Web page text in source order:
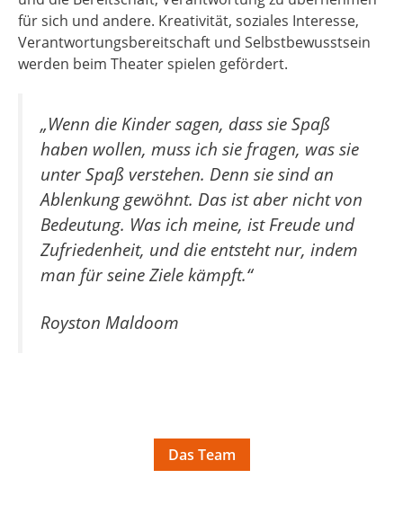
für sich und andere. Kreativität, soziales Interesse,
Verantwortungsbereitschaft und Selbstbewusstsein
werden beim Theater spielen gefördert.
„Wenn die Kinder sagen, dass sie Spaß
haben wollen, muss ich sie fragen, was sie
unter Spaß verstehen. Denn sie sind an
Ablenkung gewöhnt. Das ist aber nicht von
Bedeutung. Was ich meine, ist Freude und
Zufriedenheit, und die entsteht nur, indem
man für seine Ziele kämpft.“
Royston Maldoom
Das Team